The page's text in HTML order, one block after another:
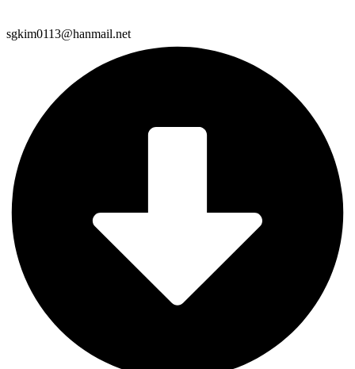
sgkim0113@hanmail.net